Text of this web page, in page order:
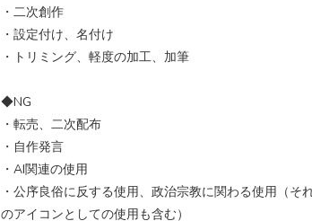
・二次創作
・設定付け、名付け
・トリミング、軽度の加工、加筆
◆NG
・転売、二次配布
・自作発言
・AI関連の使用
・公序良俗に反する使用、政治宗教に関わる使用（そ
のアイコンとしての使用も含む）